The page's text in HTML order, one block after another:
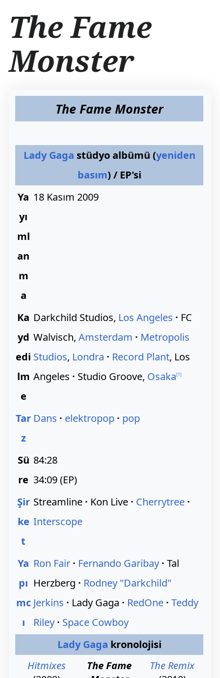
ç
ğ
e
The Fame
Monster
The Fame Monster
Lady Gaga stüdyo albümü (yeniden
basım) / EP'si
Ya
yı
ml
an
m
a
18 Kasım 2009
Ka
yd
edi
lm
e
Darkchild Studios, Los Angeles · FC
Walvisch, Amsterdam · Metropolis
Studios, Londra · Record Plant, Los
Angeles · Studio Groove, Osaka[1]
Tar
z
Dans · elektropop · pop
Sü
re
84:28
34:09 (EP)
Şir
ke
t
Streamline · Kon Live · Cherrytree ·
Interscope
Ya
pı
mc
ı
Ron Fair · Fernando Garibay · Tal
Herzberg · Rodney "Darkchild"
Jerkins · Lady Gaga · RedOne · Teddy
Riley · Space Cowboy
Lady Gaga kronolojisi
Hitmixes
The Fame
The Remix